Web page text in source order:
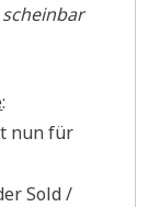
:
nun für
Sold /